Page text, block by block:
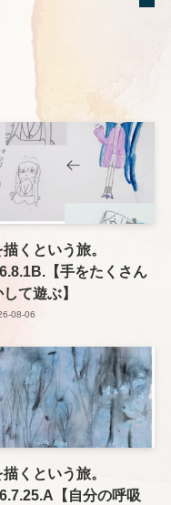
くという旅。
【手をたくさん
て遊ぶ】
08-06
くという旅。
【自分の呼吸